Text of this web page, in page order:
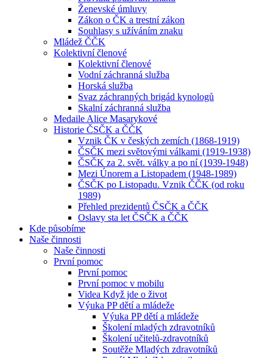
Ženevské úmluvy
Zákon o ČK a trestní zákon
Souhlasy s užíváním znaku
Mládež ČČK
Kolektivní členové
Kolektivní členové
Vodní záchranná služba
Horská služba
Svaz záchranných brigád kynologů
Skalní záchranná služba
Medaile Alice Masarykové
Historie ČSČK a ČČK
Vznik ČK v českých zemích (1868-1919)
ČSČK mezi světovými válkami (1919-1938)
ČSČK za 2. svět. války a po ní (1939-1948)
Mezi Únorem a Listopadem (1948-1989)
ČSČK po Listopadu. Vznik ČČK (od roku
1989)
Přehled prezidentů ČSČK a ČČK
Oslavy sta let ČSČK a ČČK
Kde působíme
Naše činnosti
Naše činnosti
První pomoc
První pomoc
První pomoc v mobilu
Videa Když jde o život
Výuka PP dětí a mládeže
Výuka PP dětí a mládeže
Školení mladých zdravotníků
Školení učitelů-zdravotníků
Soutěže Mladých zdravotníků